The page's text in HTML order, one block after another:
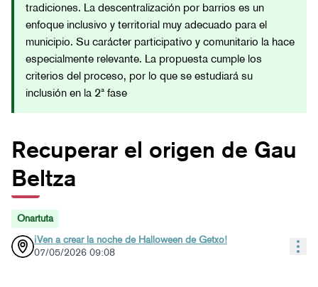
tradiciones. La descentralización por barrios es un
enfoque inclusivo y territorial muy adecuado para el
municipio. Su carácter participativo y comunitario la hace
especialmente relevante. La propuesta cumple los
criterios del proceso, por lo que se estudiará su
inclusión en la 2ª fase
Recuperar el origen de Gau
Beltza
Onartuta
¡Ven a crear la noche de Halloween de Getxo!
07/05/2026 09:08